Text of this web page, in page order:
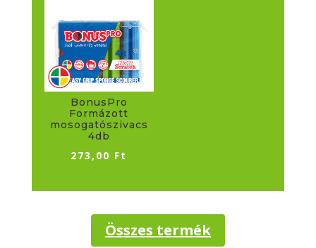
BonusPro
Formázott
mosogatószivacs
4db
273,00 Ft
Összes termék